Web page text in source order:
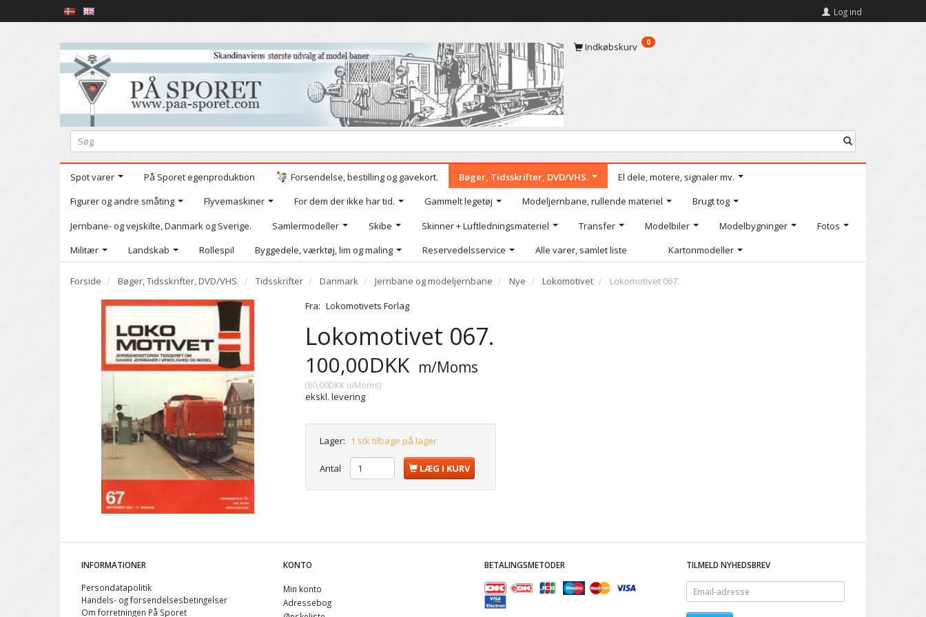
Log ind
Indkøbskurv 0
Spot varer På Sporet egenproduktion Forsendelse, bestilling og gavekort. Bøger, Tidsskrifter, DVD/VHS.
El dele, motere, signaler mv.
Figurer og andre småting
Flyvemaskiner For dem der ikke har tid. Gammelt legetøj Modeljernbane, rullende materiel
Brugt tog
Jernbane- og vejskilte, Danmark og Sverige.
Samlermodeller Skibe Skinner + Luftledningsmateriel Transfer Modelbiler Modelbygninger
Fotos
Militær
Landskab Rollespil Byggedele, værktøj, lim og maling Reservedelsservice Alle varer, samlet liste Kartonmodeller
Forside Bøger, Tidsskrifter, DVD/VHS. Tidsskrifter Danmark Jernbane og modeljernbane Nye Lokomotivet
Lokomotivet 067.
Fra: Lokomotivets Forlag
Lokomotivet 067.
100,00DKK m/Moms
(80,00DKK u/Moms)
ekskl. levering
Lager: 1 stk tilbage på lager
Antal LÆG I KURV
INFORMATIONER
Persondatapolitik
Handels- og forsendelsesbetingelser
Om forretningen På Sporet
KONTO
Min konto
Adressebog
BETALINGSMETODER
TILMELD NYHEDSBREV
Email-
adresse